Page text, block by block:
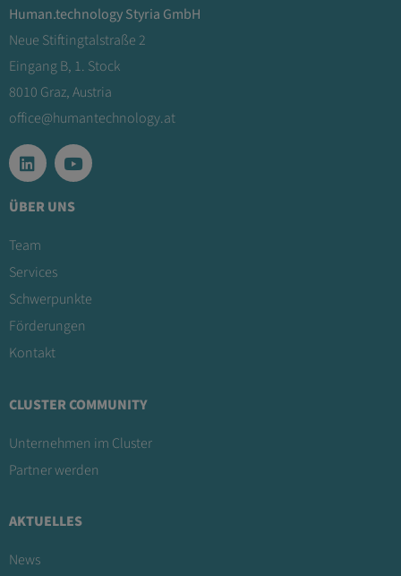
Human.technology Styria GmbH
Neue Stiftingtalstraße 2
Eingang B, 1. Stock
8010 Graz, Austria
office@humantechnology.at
ÜBER UNS
Team
Services
Schwerpunkte
Förderungen
Kontakt
CLUSTER COMMUNITY
Unternehmen im Cluster
Partner werden
AKTUELLES
News